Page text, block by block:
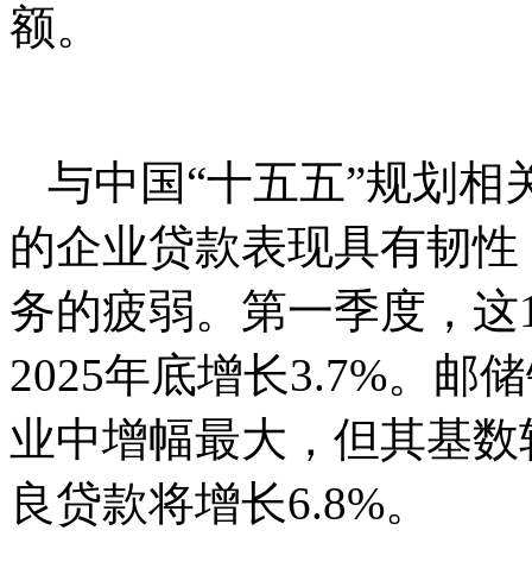
额。
与中国“⼗五五”规划相
的企业贷款表现具有韧
务的疲弱。第⼀季度，
2025年底增长3.7%。邮
业中增幅最⼤，但其基
良贷款将增长6.8%。